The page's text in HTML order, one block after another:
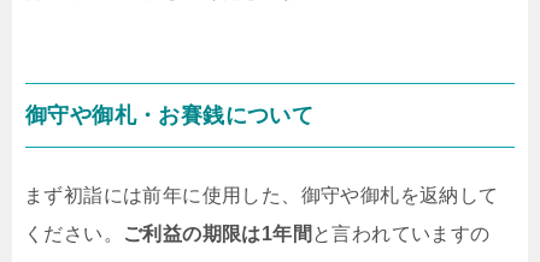
御守や御札・お賽銭について
まず初詣には前年に使用した、御守や御札を返納して
ください。
ご利益の期限は1年間 と言われていますの